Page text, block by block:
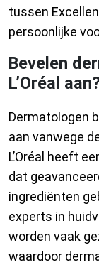
tussen
persoonlijke
Bevelen
L’Oréal
Dermatologen
aan vanwege
L’Oréal heeft
dat
ingrediënten
experts in
worden vaak
waardoor